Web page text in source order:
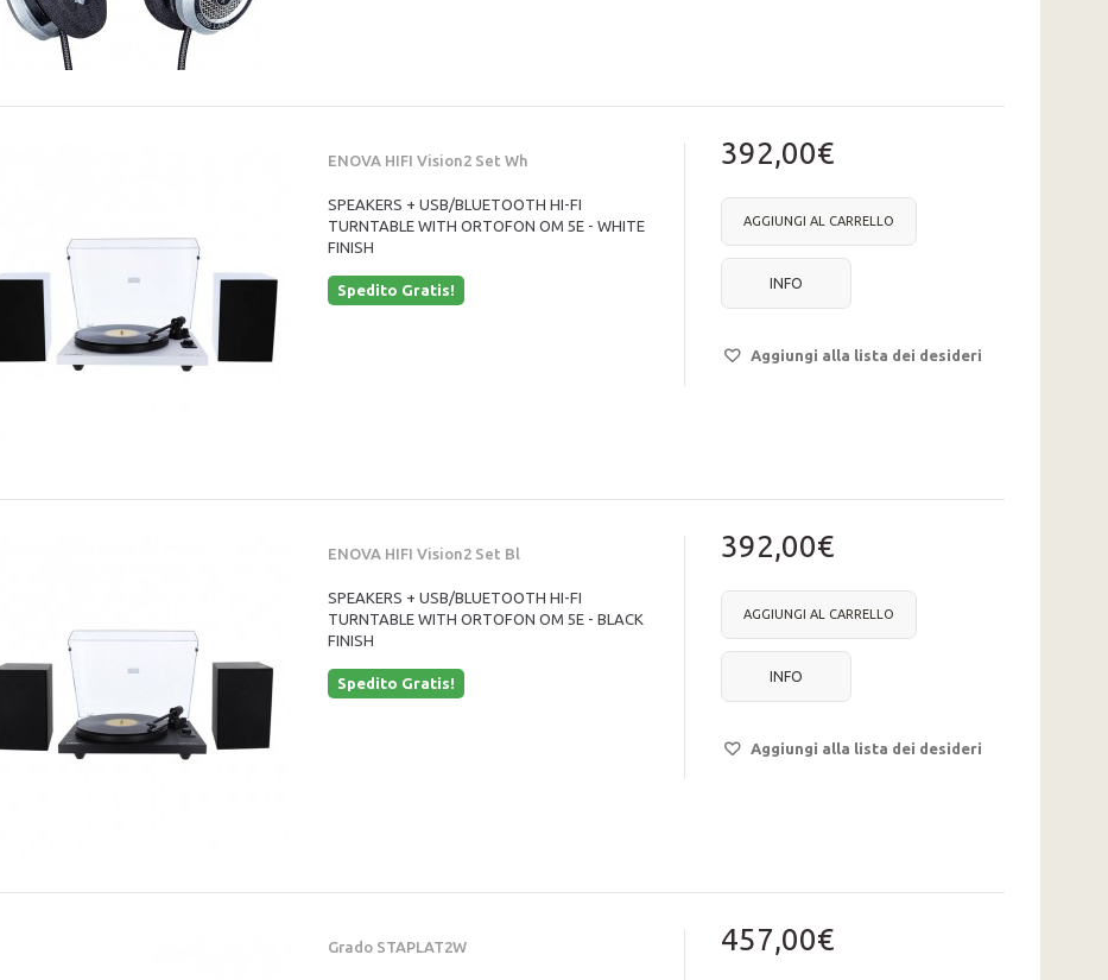
ENOVA HIFI Vision2 Set Wh
SPEAKERS + USB/BLUETOOTH HI-FI
TURNTABLE WITH ORTOFON OM 5E - WHITE
FINISH
Spedito Gratis!
392,00€
AGGIUNGI AL CARRELLO
INFO
Aggiungi alla lista dei desideri
ENOVA HIFI Vision2 Set Bl
SPEAKERS + USB/BLUETOOTH HI-FI
TURNTABLE WITH ORTOFON OM 5E - BLACK
FINISH
Spedito Gratis!
392,00€
AGGIUNGI AL CARRELLO
INFO
Aggiungi alla lista dei desideri
Grado STAPLAT2W 457,00€